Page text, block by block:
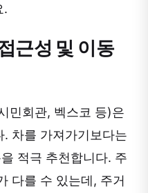
.
근성 및 이동
민회관, 벡스코 등)은
차를 가져가기보다는
적극 추천합니다. 주
다를 수 있는데, 주거